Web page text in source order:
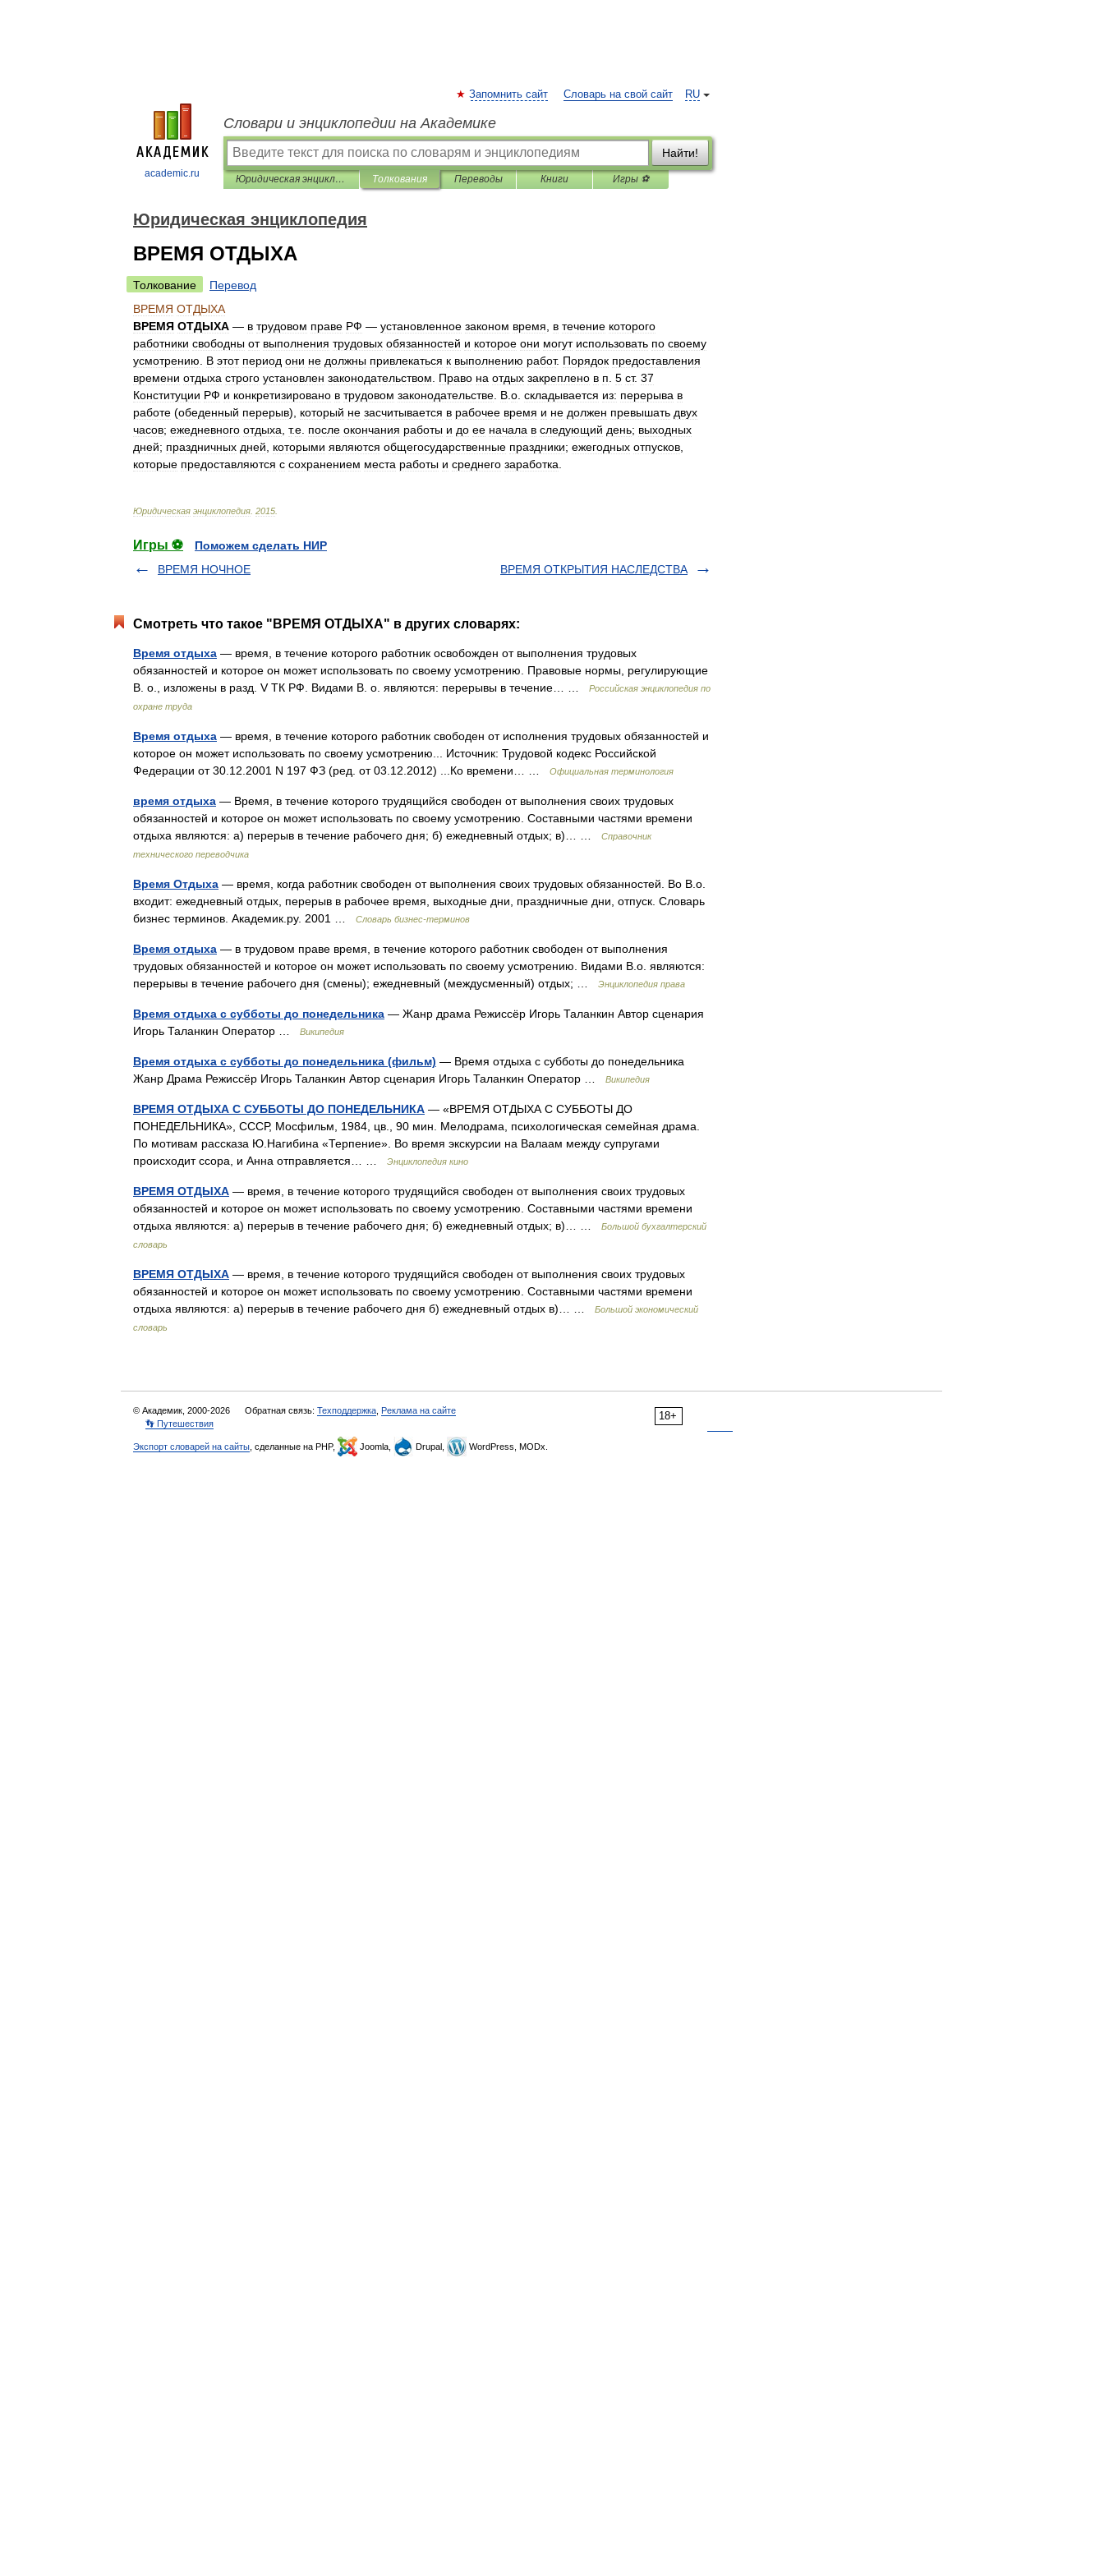
academic.ru
RU
Запомнить сайт Словарь на свой сайт
Словари и энциклопедии на Академике
Найти!
Юридическая энциклопедия Толкования Переводы Книги Игры ⚽
Юридическая энциклопедия
ВРЕМЯ ОТДЫХА
Толкование
Перевод
ВРЕМЯ ОТДЫХА
ВРЕМЯ ОТДЫХА — в трудовом праве РФ — установленное законом время в течение которого
работники свободны от выполнения трудовых обязанностей и которое они могут использовать по своему
усмотрению
В этот период они не должны привлекаться к выполнению работ. Порядок предоставления
времени отдыха строго установлен законодательством Право на отдых закреплено в п 5 ст. 37
Конституции РФ и конкретизировано в трудовом законодательстве В о складывается из: перерыва в
работе (обеденный перерыв), который не засчитывается в рабочее время и не должен превышать двух
часов; ежедневного отдыха т.е после окончания работы и до ее начала в следующий день; выходных
дней; праздничных дней которыми являются общегосударственные праздники; ежегодных отпусков
которые предоставляются с сохранением места работы и среднего заработка
Юридическая энциклопедия 2015
Игры ⚽
Поможем сделать НИР
ВРЕМЯ НОЧНОЕ
ВРЕМЯ ОТКРЫТИЯ НАСЛЕДСТВА
Смотреть что такое "ВРЕМЯ ОТДЫХА" в других словарях:
Время отдыха — время, в течение которого работник освобожден от выполнения трудовых
обязанностей и которое он может использовать по своему усмотрению. Правовые нормы, регулирующие
В. о., изложены в разд. V ТК РФ. Видами В. о. являются: перерывы в течение… …
Российская энциклопедия по
охране труда
Время отдыха — время, в течение которого работник свободен от исполнения трудовых обязанностей и
которое он может использовать по своему усмотрению... Источник: Трудовой кодекс Российской
Федерации от 30.12.2001 N 197 ФЗ (ред. от 03.12.2012) ...Ко времени… …
Официальная терминология
время отдыха — Время, в течение которого трудящийся свободен от выполнения своих трудовых
обязанностей и которое он может использовать по своему усмотрению. Составными частями времени
отдыха являются: а) перерыв в течение рабочего дня; б) ежедневный отдых; в)… …
Справочник
технического переводчика
Время Отдыха — время, когда работник свободен от выполнения своих трудовых обязанностей. Во В.о.
входит: ежедневный отдых, перерыв в рабочее время, выходные дни, праздничные дни, отпуск. Словарь
бизнес терминов. Академик.ру. 2001 …
Словарь бизнес-терминов
Время отдыха — в трудовом праве время, в течение которого работник свободен от выполнения
трудовых обязанностей и которое он может использовать по своему усмотрению. Видами В.о. являются:
перерывы в течение рабочего дня (смены); ежедневный (междусменный) отдых; …
Энциклопедия права
Время отдыха с субботы до понедельника — Жанр драма Режиссёр Игорь Таланкин Автор сценария
Игорь Таланкин Оператор …
Википедия
Время отдыха с субботы до понедельника (фильм) — Время отдыха с субботы до понедельника
Жанр Драма Режиссёр Игорь Таланкин Автор сценария Игорь Таланкин Оператор …
Википедия
ВРЕМЯ ОТДЫХА С СУББОТЫ ДО ПОНЕДЕЛЬНИКА — «ВРЕМЯ ОТДЫХА С СУББОТЫ ДО
ПОНЕДЕЛЬНИКА», СССР, Мосфильм, 1984, цв., 90 мин. Мелодрама, психологическая семейная драма.
По мотивам рассказа Ю.Нагибина «Терпение». Во время экскурсии на Валаам между супругами
происходит ссора, и Анна отправляется… …
Энциклопедия кино
ВРЕМЯ ОТДЫХА — время, в течение которого трудящийся свободен от выполнения своих трудовых
обязанностей и которое он может использовать по своему усмотрению. Составными частями времени
отдыха являются: а) перерыв в течение рабочего дня; б) ежедневный отдых; в)… …
Большой бухгалтерский
словарь
ВРЕМЯ ОТДЫХА — время, в течение которого трудящийся свободен от выполнения своих трудовых
обязанностей и которое он может использовать по своему усмотрению. Составными частями времени
отдыха являются: а) перерыв в течение рабочего дня б) ежедневный отдых в)… …
Большой экономический
словарь
18+
© Академик, 2000-2026 Обратная связь: Техподдержка Реклама на сайте
👣 Путешествия
Экспорт словарей на сайты , сделанные на PHP, Joomla, Drupal, WordPress, MODx.